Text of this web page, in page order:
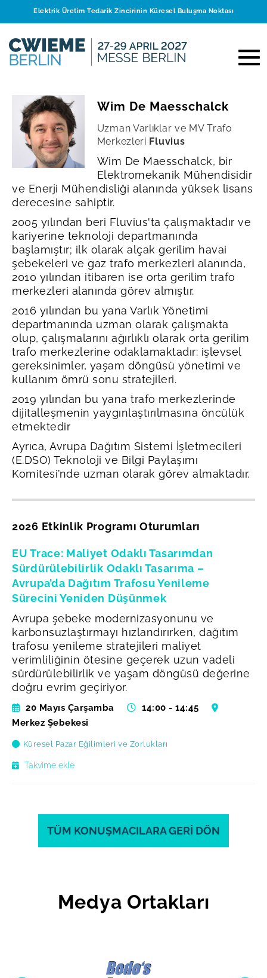
Elektrik Üretim Tedarik Zincirinin Küresel Buluşma Noktası
Wim De Maesschalck
Uzman Varlıklar ve MV Trafo
Merkezleri Fluvius
Wim De Maesschalck, bir
Elektromekanik Mühendisidir
ve Enerji Mühendisliği alanında yüksek lisans
derecesine sahiptir.
2005 yılından beri Fluvius'ta çalışmaktadır ve
kariyerine teknoloji departmanında
başlamıştır; ilk olarak alçak gerilim havai
şebekeleri ve gaz trafo merkezleri alanında,
2010 yılından itibaren ise orta gerilim trafo
merkezleri alanında görev almıştır.
2016 yılından bu yana Varlık Yönetimi
departmanında uzman olarak çalışmakta
olup, çalışmalarını ağırlıklı olarak orta gerilim
trafo merkezlerine odaklamaktadır: işlevsel
gereksinimler, yaşam döngüsü yönetimi ve
kullanım ömrü sonu stratejileri.
2019 yılından bu yana trafo merkezlerinde
dijitalleşmenin yaygınlaştırılmasına öncülük
etmektedir
Ayrıca, Avrupa Dağıtım Sistemi İşletmecileri
(E.DSO) Teknoloji ve Bilgi Paylaşımı
Komitesi’nde uzman olarak görev almaktadır.
2026 Etkinlik Programı Oturumları
EU Trace: Maliyet Odaklı Tasarımdan
Sürdürülebilirlik Odaklı Tasarıma –
Avrupa’da Dağıtım Trafosu Yenileme
Sürecini Yeniden Düşünmek
Avrupa şebeke modernizasyonunu ve
karbonsuzlaştırmayı hızlandırırken, dağıtım
trafosu yenileme stratejileri maliyet
verimliliğinin ötesine geçerek uzun vadeli
sürdürülebilirlik ve yaşam döngüsü değerine
doğru evrim geçiriyor.
20 Mayıs Çarşamba
14:00 - 14:45
Merkez Şebekesi
Küresel Pazar Eğilimleri ve Zorlukları
Takvime ekle
TÜM KONUŞMACILARA GERİ DÖN
Medya Ortakları